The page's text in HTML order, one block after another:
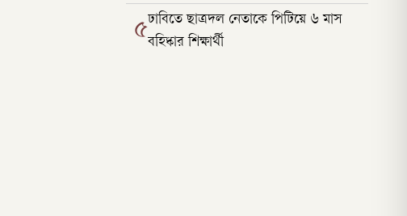
৫ঢাবিতে ছাত্রদল নেতাকে পিটিয়ে ৬ মাস
বহিষ্কার শিক্ষার্থী